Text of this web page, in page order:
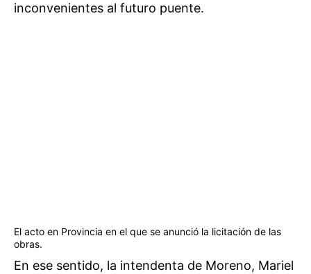
inconvenientes al futuro puente.
El acto en Provincia en el que se anunció la licitación de las
obras.
En ese sentido, la intendenta de Moreno, Mariel